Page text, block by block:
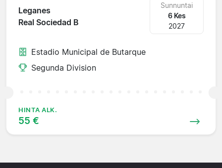
Leganes
Real Sociedad B
Sunnuntai
6 Kes
2027
Estadio Municipal de Butarque
Segunda Division
HINTA ALK.
55 €